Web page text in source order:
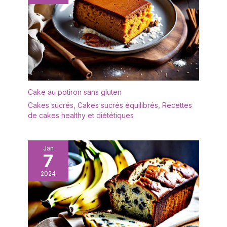
des aliments ou de
renverser des liquides.
Impressionnez sans tous
les désagréments : Vous
en avez marre de frotter
et de tremper ? Chaque
plateau alimentaire a un
revêtement résistant aux
taches, ce qui le rend
facile à nettoyer et garde
la cuisine impeccable.
Économisez du temps et
plateaux au lave-
vaisselle ou essuyez-le
simplement avec de
l'eau savonneuse.
POLYVALENT : avec un
grain attrayant, ce
magnifique plateau
naturel donne une touche
petite tasse, brochettes
et couteau à fromage fait
main, parfait pour une
utilisation avec des
aliments et des
boissons.
Soigneusement conçus
pour la forme et la
fonction, les bords
incurvés de ces belles
assiettes aident à
déversements de
liquides. Impressionnez
sans saleté : Fatigué de
frotter et de tremper ?
Chaque plateau
alimentaire possède une
couche résistante aux
taches, ce qui le rend
Cake au potiron sans gluten
Cakes sucrés Cakes sucrés équilibrés Recettes
de cakes healthy et diététiques
Jan
7
2024